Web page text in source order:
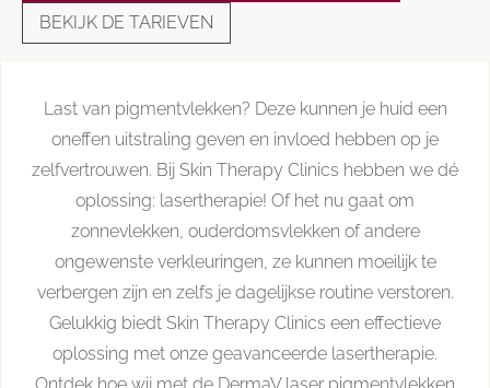
BEKIJK DE TARIEVEN
Last van pigmentvlekken? Deze kunnen je huid een
oneffen uitstraling geven en invloed hebben op je
zelfvertrouwen. Bij Skin Therapy Clinics hebben we dé
oplossing: lasertherapie! Of het nu gaat om
zonnevlekken, ouderdomsvlekken of andere
ongewenste verkleuringen, ze kunnen moeilijk te
verbergen zijn en zelfs je dagelijkse routine verstoren.
Gelukkig biedt Skin Therapy Clinics een effectieve
oplossing met onze geavanceerde lasertherapie.